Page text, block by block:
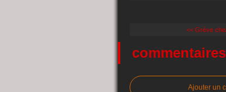
<< Grève
commentaires
Ajouter un